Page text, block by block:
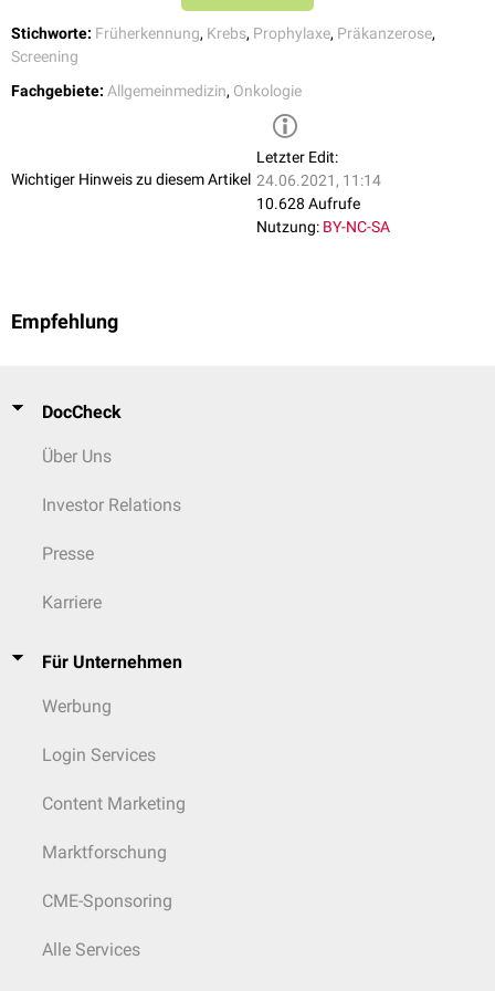
Stichworte: Früherkennung, Krebs, Prophylaxe, Präkanzerose,
Screening
Fachgebiete: Allgemeinmedizin, Onkologie
Wichtiger Hinweis zu diesem Artikel
Letzter Edit:
24.06.2021, 11:14
10.628 Aufrufe
Nutzung: BY-NC-SA
Empfehlung
DocCheck
Über Uns
Investor Relations
Presse
Karriere
Für Unternehmen
Werbung
Login Services
Content Marketing
Marktforschung
CME-Sponsoring
Alle Services